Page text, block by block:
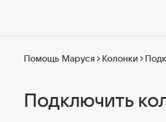
Помощь Маруся Колонки
Подключить